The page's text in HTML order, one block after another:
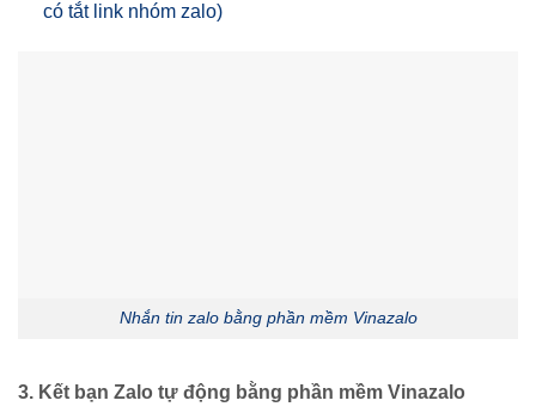
có tắt link nhóm zalo)
Nhắn tin zalo bằng phần mềm Vinazalo
3. Kết bạn Zalo tự động bằng phần mềm Vinazalo